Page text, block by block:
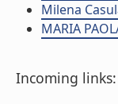
Milena
MARIA
Incoming links: